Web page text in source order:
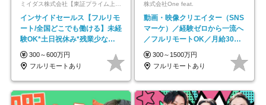
ミイダス株式会社【東証プライム上場パーソルグループ】
インサイドセールス【フルリモ
ート/全国どこでも働ける】未経
験OK*土日祝休み*残業少なめ*
在宅勤務手当あり
300～600万円
フルリモートあり
株式会社One feat.
動画・映像クリエイター（SNS
マーケ）／経験ゼロから一流へ
／フルリモートOK／月給30万
円～／年休130日以上
300～1500万円
フルリモートあり